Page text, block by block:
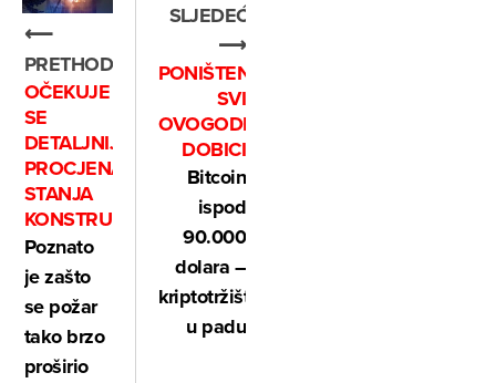
⟵
PRETHODNO
OČEKUJE
SE
DETALJNIJA
PROCJENA
STANJA
KONSTRUKCIJE
Poznato
je zašto
se požar
tako brzo
proširio
SLJEDEĆE
⟶
PONIŠTENI
SVI
OVOGODIŠNJI
DOBICI
Bitcoin
ispod
90.000
dolara –
kriptotržište
u padu